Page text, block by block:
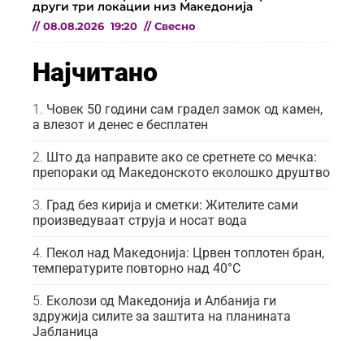
други три локации низ Македонија
// 08.08.2026 19:20 // Свесно
Најчитано
Човек 50 години сам градел замок од камен,
а влезот и денес е бесплатен
Што да направите ако се сретнете со мечка:
препораки од Македонското еколошко друштво
Град без кирија и сметки: Жителите сами
произведуваат струја и носат вода
Пекол над Македонија: Црвен топлотен бран,
температурите повторно над 40°C
Еколози од Македонија и Албанија ги
здружија силите за заштита на планината
Јабланица